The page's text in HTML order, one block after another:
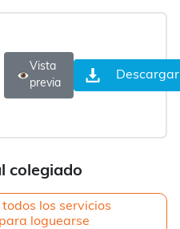
colegiado
los servicios
loguearse
Vista
previa
Descargar